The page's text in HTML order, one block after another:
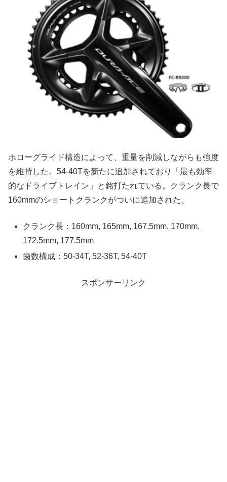
ホローグライド構造によって、重量を削減しながらも強度
を維持した。54-40Tを新たに追加されており「最も効率
的なドライブトレイン」と銘打たれている。クランク長で
160mmのショートクランクがついに追加された。
クランク長：160mm, 165mm, 167.5mm, 170mm,
172.5mm, 177.5mm
歯数構成：50-34T, 52-36T, 54-40T
スポンサーリンク